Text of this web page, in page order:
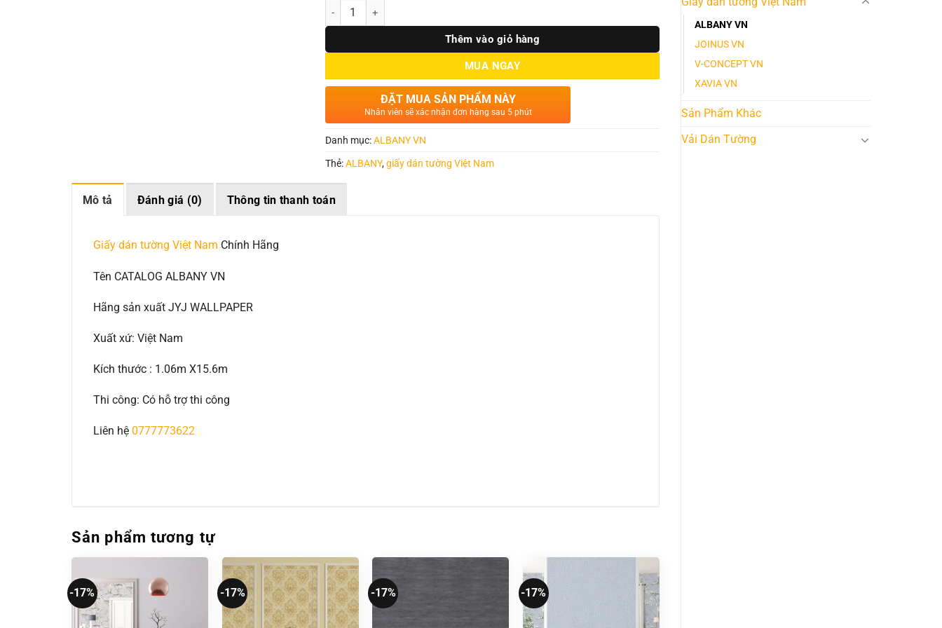
ALBANY VN
JOINUS VN
V-CONCEPT VN
XAVIA VN
Sản Phẩm Khác
Vải Dán Tường
Số lượng
Thêm vào giỏ hàng
MUA NGAY
ĐẶT MUA SẢN PHẨM NÀY
Nhân viên sẽ xác nhận đơn hàng sau 5 phút
Danh mục:ALBANY VN
Thẻ:ALBANY,giấy dán tường Việt Nam
Mô tả Đánh giá (0) Thông tin thanh toán
Giấy dán tường Việt Nam Chính Hãng
Tên CATALOG ALBANY VN
Hãng sản xuất JYJ WALLPAPER
Xuất xứ: Việt Nam
Kích thước : 1.06m X15.6m
Thi công: Có hỗ trợ thi công
Liên hệ 0777773622
Sản phẩm tương tự
-17% -17% -17% -17%